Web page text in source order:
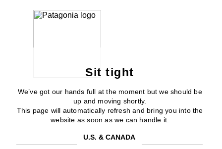
Sit tight
We’ve got our hands full at the moment but we should be
up and moving shortly.
This page will automatically refresh and bring you into the
website as soon as we can handle it.
U.S. & CANADA